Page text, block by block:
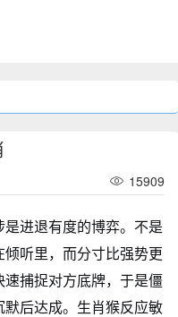
15909
进退有度的博弈。不是
听里，而分寸比强势更
捕捉对方底牌，于是僵
后达成。生肖猴反应敏